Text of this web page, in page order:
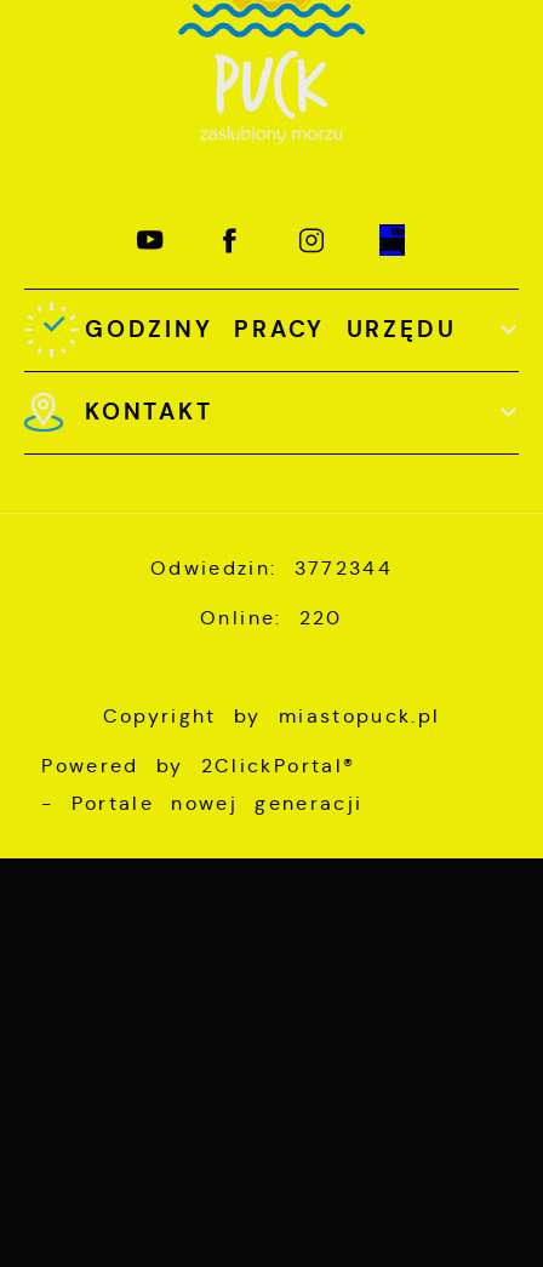
GODZINY PRACY URZĘDU
KONTAKT
Odwiedzin: 3772344
Online: 220
Copyright by miastopuck.pl
Powered by 2ClickPortal®
- Portale nowej generacji